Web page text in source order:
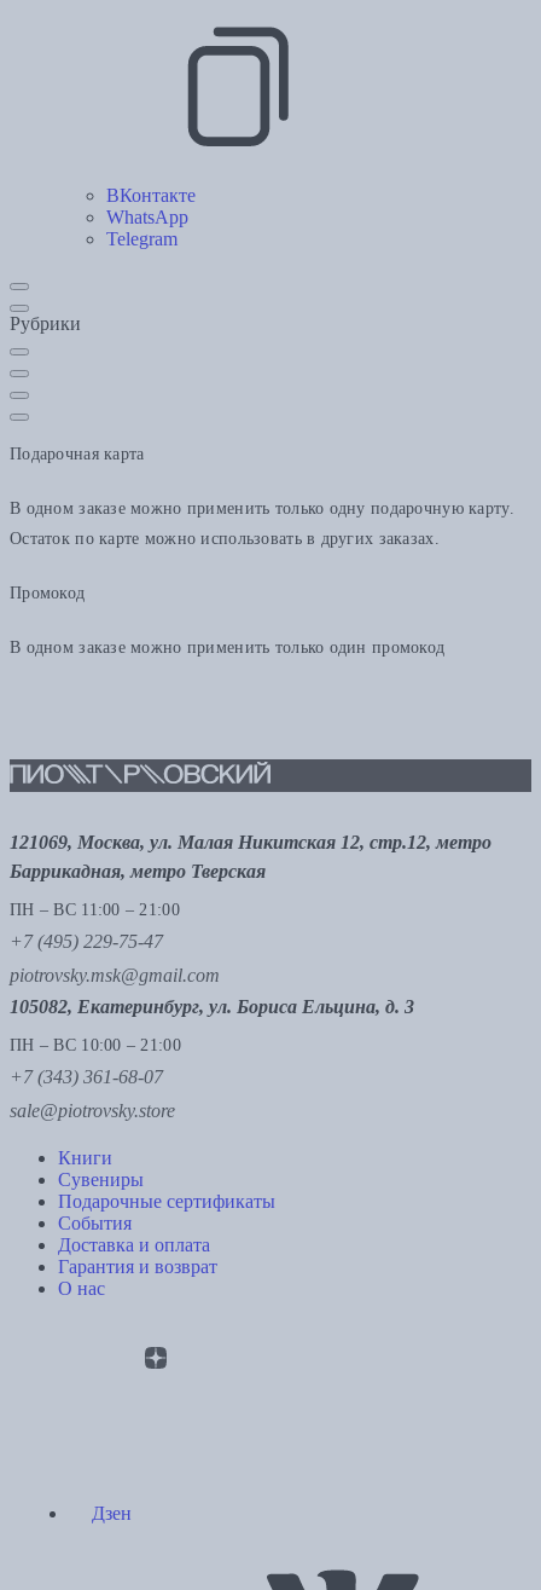
ВКонтакте
WhatsApp
Telegram
Рубрики
Подарочная карта
В одном заказе можно применить только одну подарочную карту.
Остаток по карте можно использовать в других заказах.
Промокод
В одном заказе можно применить только один промокод
121069, Москва, ул. Малая Никитская 12, стр.12, метро
Баррикадная, метро Тверская
ПН – ВС 11:00 – 21:00
+7 (495) 229-75-47
piotrovsky.msk@gmail.com
105082, Екатеринбург, ул. Бориса Ельцина, д. 3
ПН – ВС 10:00 – 21:00
+7 (343) 361-68-07
sale@piotrovsky.store
Книги
Сувениры
Подарочные сертификаты
События
Доставка и оплата
Гарантия и возврат
О нас
Дзен